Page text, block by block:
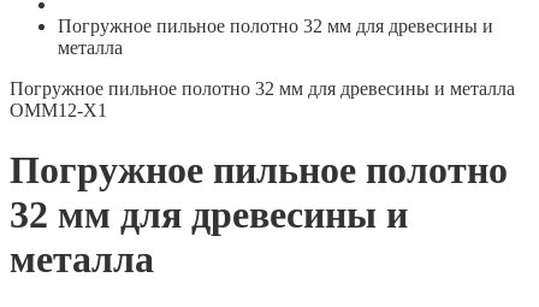
Погружное пильное полотно 32 мм для древесины и
металла
Погружное пильное полотно 32 мм для древесины и металла
OMM12-X1
Погружное пильное полотно
32 мм для древесины и
металла